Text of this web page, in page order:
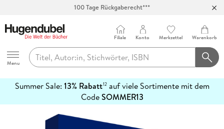
100 Tage Rückgaberecht***
Hugendubel
Menu
Filiale Konto Merkzettel Warenkorb
Summer Sale: 13% Rabatt12auf viele Sortimente mit dem
CodeSOMMER13
erfahren